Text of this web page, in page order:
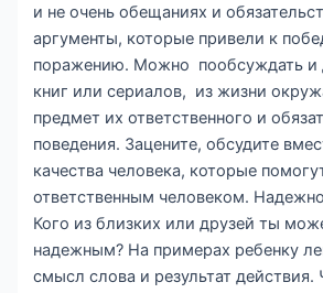
и не очень обещаниях и
аргументы, которые привели к
поражению. Можно пообсуждать и
книг или сериалов, из жизни
предмет их ответственного и
поведения. Зацените, обсудите
качества человека, которые
ответственным человеком.
Кого из близких или друзей ты
надежным? На примерах ребенку
смысл слова и результат действия.